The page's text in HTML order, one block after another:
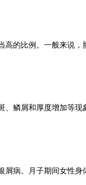
的比例。一般来说
鳞屑和厚度增加等
病。月子期间女性